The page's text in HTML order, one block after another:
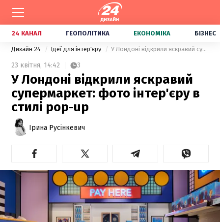
24 КАНАЛ ГЕОПОЛІТИКА ЕКОНОМІКА БІЗНЕС
Дизайн 24 Ідеї для інтер'єру У Лондоні відкрили яскравий супермаркет: фото інтер'єру в стилі pop-up
23 квітня, 14:42 3
У Лондоні відкрили яскравий
супермаркет: фото інтер'єру в
стилі pop-up
Ірина Русінкевич